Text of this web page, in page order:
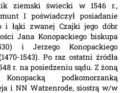
ziemski świecki w 1546 r.,
I poświadczył posiadanie
i łąki zwanej Czajki jego dóbr
Jana Konopackiego biskupa
i Jerzego Konopackiego
1543). Po raz ostatni źródła
r. na posiedzeniu sądu. Z żoną
podkomorzanką
i NN Watzenrode, siostrą w/w